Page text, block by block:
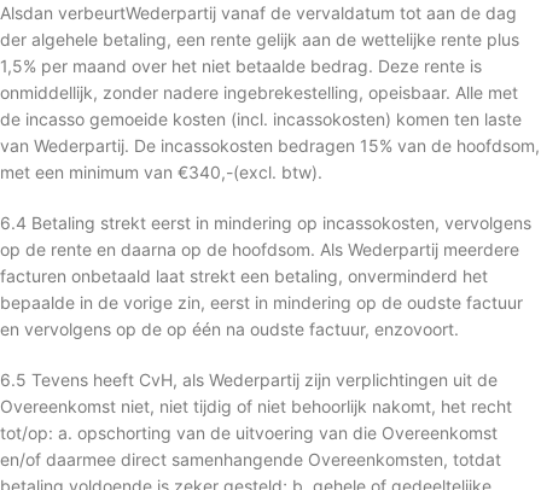
Alsdan verbeurtWederpartij vanaf de vervaldatum tot aan de dag
der algehele betaling, een rente gelijk aan de wettelijke rente plus
1,5% per maand over het niet betaalde bedrag. Deze rente is
onmiddellijk, zonder nadere ingebrekestelling, opeisbaar. Alle met
de incasso gemoeide kosten (incl. incassokosten) komen ten laste
van Wederpartij. De incassokosten bedragen 15% van de hoofdsom,
met een minimum van €340,-(excl. btw).
6.4 Betaling strekt eerst in mindering op incassokosten, vervolgens
op de rente en daarna op de hoofdsom. Als Wederpartij meerdere
facturen onbetaald laat strekt een betaling, onverminderd het
bepaalde in de vorige zin, eerst in mindering op de oudste factuur
en vervolgens op de op één na oudste factuur, enzovoort.
6.5 Tevens heeft CvH, als Wederpartij zijn verplichtingen uit de
Overeenkomst niet, niet tijdig of niet behoorlijk nakomt, het recht
tot/op: a. opschorting van de uitvoering van die Overeenkomst
en/of daarmee direct samenhangende Overeenkomsten, totdat
betaling voldoende is zeker gesteld; b. gehele of gedeeltelijke